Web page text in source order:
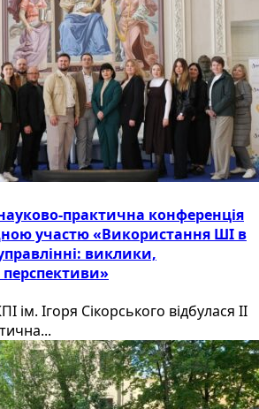
науково-практична конференція
участю «Використання ШІ в
виклики,
ім. Ігоря Сікорського відбулася ІІ